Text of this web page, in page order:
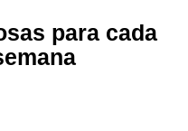
para cada